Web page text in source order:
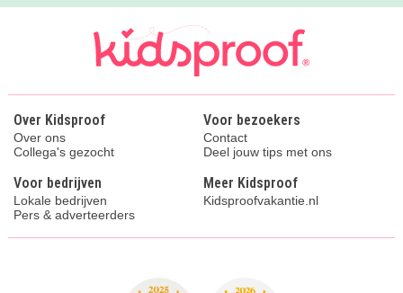
Over Kidsproof
Over ons
Collega's gezocht
Voor bezoekers
Contact
Deel jouw tips met ons
Voor bedrijven
Lokale bedrijven
Pers & adverteerders
Meer Kidsproof
Kidsproofvakantie.nl